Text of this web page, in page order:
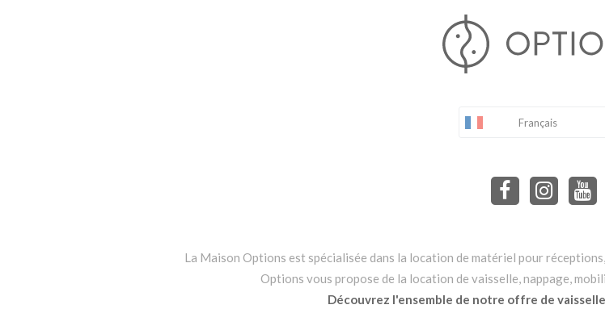
Français
La Maison Options est spécialisée dans la location de matériel pour
Options vous propose de la location de vaisselle, nappage,
Découvrez l'ensemble de notre offre de